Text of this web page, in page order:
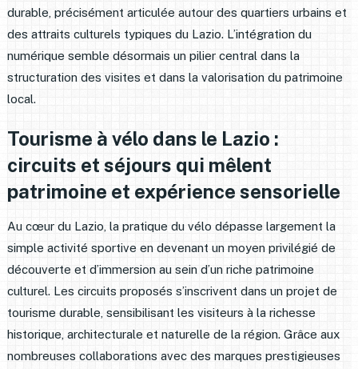
durable, précisément articulée autour des quartiers urbains et
des attraits culturels typiques du Lazio. L’intégration du
numérique semble désormais un pilier central dans la
structuration des visites et dans la valorisation du patrimoine
local.
Tourisme à vélo dans le Lazio :
circuits et séjours qui mêlent
patrimoine et expérience sensorielle
Au cœur du Lazio, la pratique du vélo dépasse largement la
simple activité sportive en devenant un moyen privilégié de
découverte et d’immersion au sein d’un riche patrimoine
culturel. Les circuits proposés s’inscrivent dans un projet de
tourisme durable, sensibilisant les visiteurs à la richesse
historique, architecturale et naturelle de la région. Grâce aux
nombreuses collaborations avec des marques prestigieuses